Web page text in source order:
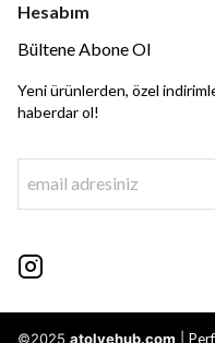
Hesabım
Bültene Abone Ol
Yeni ürünlerden, özel
haberdar ol!
©2025 atolyehub.com